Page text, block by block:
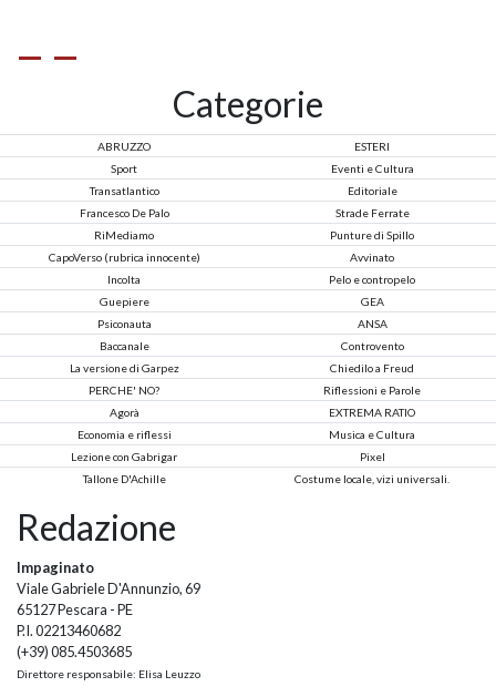
Categorie
ABRUZZO
ESTERI
Sport
Eventi e Cultura
Transatlantico
Editoriale
Francesco De Palo
Strade Ferrate
RiMediamo
Punture di Spillo
CapoVerso (rubrica innocente)
Avvinato
Incolta
Pelo e contropelo
Guepiere
GEA
Psiconauta
ANSA
Baccanale
Controvento
La versione di Garpez
Chiedilo a Freud
PERCHE' NO?
Riflessioni e Parole
Agorà
EXTREMA RATIO
Economia e riflessi
Musica e Cultura
Lezione con Gabrigar
Pixel
Tallone D'Achille
Costume locale, vizi universali.
Redazione
Impaginato
Viale Gabriele D'Annunzio, 69
65127 Pescara - PE
P.I. 02213460682
(+39) 085.4503685
Direttore responsabile: Elisa Leuzzo